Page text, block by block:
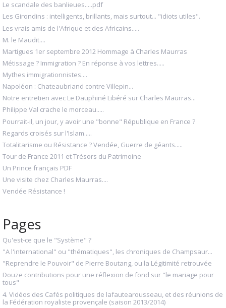
Le scandale des banlieues.....pdf
Les Girondins : intelligents, brillants, mais surtout... "idiots utiles".
Les vrais amis de l'Afrique et des Africains.....
M. le Maudit....
Martigues 1er septembre 2012 Hommage à Charles Maurras
Métissage ? Immigration ? En réponse à vos lettres.....
Mythes immigrationnistes....
Napoléon : Chateaubriand contre Villepin...
Notre entretien avec Le Dauphiné Libéré sur Charles Maurras...
Philippe Val crache le morceau.....
Pourrait-il, un jour, y avoir une "bonne" République en France ?
Regards croisés sur l'Islam.....
Totalitarisme ou Résistance ? Vendée, Guerre de géants.....
Tour de France 2011 et Trésors du Patrimoine
Un Prince français PDF
Une visite chez Charles Maurras....
Vendée Résistance !
Pages
Qu'est-ce que le "Système" ?
"A l'international" ou "thématiques", les chroniques de Champsaur...
"Reprendre le Pouvoir" de Pierre Boutang, ou la Légitimité retrouvée
Douze contributions pour une réflexion de fond sur "le mariage pour
tous"
4. Vidéos des Cafés politiques de lafautearousseau, et des réunions de
la Fédération royaliste provençale (saison 2013/2014)